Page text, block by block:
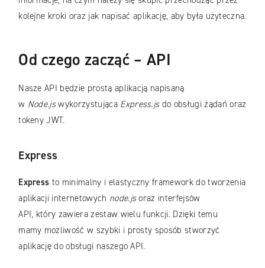
kolejne kroki oraz jak napisać aplikację, aby była użyteczna.
Od czego zacząć – API
Nasze API będzie prostą aplikacją napisaną
w Node.jswykorzystująca Express.jsdo obsługi żądań oraz
tokeny JWT.
Express
Express to minimalny i elastyczny framework do tworzenia
aplikacji internetowych node.jsoraz interfejsów
API, który zawiera zestaw wielu funkcji. Dzięki temu
mamy możliwość w szybki i prosty sposób stworzyć
aplikację do obsługi naszego API.